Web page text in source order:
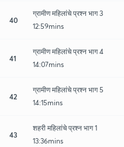
40
ग्रामीण महिलांचे प्रश्न भाग 3
12:59mins
41
ग्रामीण महिलांचे प्रश्न भाग 4
14:07mins
42
ग्रामीण महिलांचे प्रश्न भाग 5
14:15mins
43
शहरी महिलांचे प्रश्न भाग 1
13:36mins